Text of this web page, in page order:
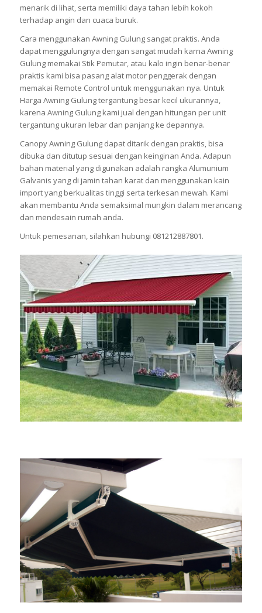
menarik di lihat, serta memiliki daya tahan lebih kokoh
terhadap angin dan cuaca buruk.
Cara menggunakan Awning Gulung sangat praktis. Anda
dapat menggulungnya dengan sangat mudah karna Awning
Gulung memakai Stik Pemutar, atau kalo ingin benar-benar
praktis kami bisa pasang alat motor penggerak dengan
memakai Remote Control untuk menggunakan nya. Untuk
Harga Awning Gulung tergantung besar kecil ukurannya,
karena Awning Gulung kami jual dengan hitungan per unit
tergantung ukuran lebar dan panjang ke depannya.
Canopy Awning Gulung dapat ditarik dengan praktis, bisa
dibuka dan ditutup sesuai dengan keinginan Anda. Adapun
bahan material yang digunakan adalah rangka Alumunium
Galvanis yang di jamin tahan karat dan menggunakan kain
import yang berkualitas tinggi serta terkesan mewah. Kami
akan membantu Anda semaksimal mungkin dalam merancang
dan mendesain rumah anda.
Untuk pemesanan, silahkan hubungi 081212887801.